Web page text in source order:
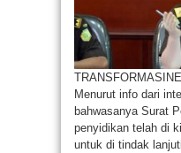
Menurut info dari
bahwasanya Surat
penyidikan telah di
untuk di tindak